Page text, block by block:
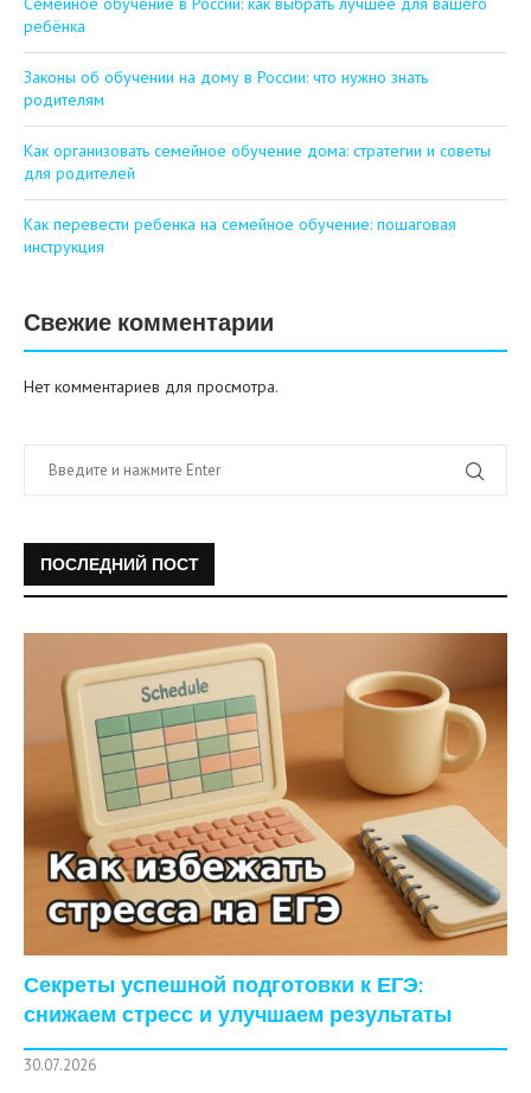
ребёнка
Законы об обучении на дому в России: что нужно знать
родителям
Как организовать семейное обучение дома: стратегии и советы
для родителей
Как перевести ребенка на семейное обучение: пошаговая
инструкция
Свежие комментарии
Нет комментариев для просмотра.
ПОСЛЕДНИЙ ПОСТ
Секреты успешной подготовки к ЕГЭ:
снижаем стресс и улучшаем результаты
30.07.2026